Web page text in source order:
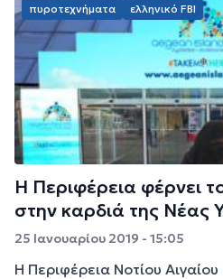
πυροτεχνήματα ελληνικό FBI
H Περιφέρεια φέρνει
στην καρδιά της Νέας
25 Ιανουαρίου 2019 - 15:05
H Περιφέρεια Νοτίου